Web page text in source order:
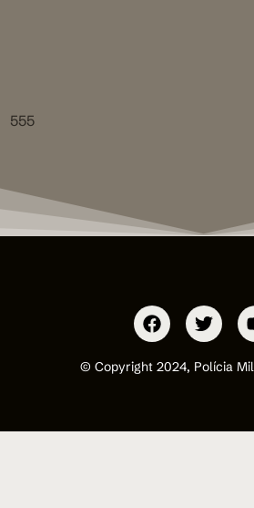
555
© Copyright 2024, Polícia